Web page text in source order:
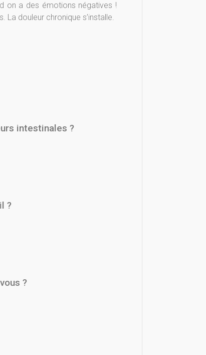
on a des émotions négatives !
La douleur chronique s’installe.
intestinales ?
?
?